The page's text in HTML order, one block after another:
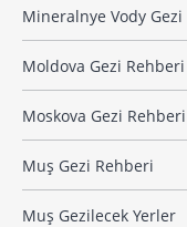
Mineralnye Vody
Moldova Gezi Rehberi
Moskova Gezi Rehberi
Muş Gezi Rehberi
Muş Gezilecek Yerler